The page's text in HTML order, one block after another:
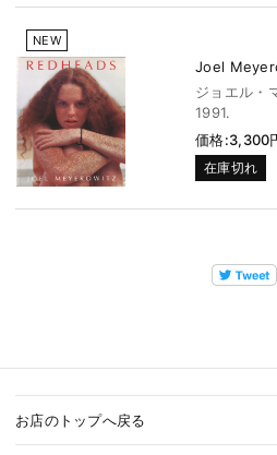
NEW
Joel
ジョエル・
1991.
価格:3,300
在庫切れ
お店のトップへ戻る